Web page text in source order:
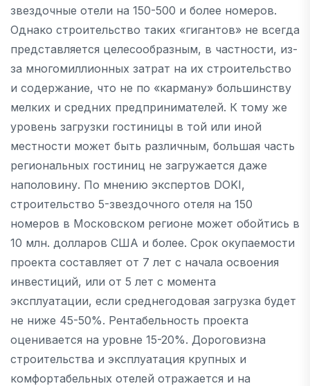
звездочные отели на 150-500 и более номеров.
Однако строительство таких «гигантов» не всегда
представляется целесообразным, в частности, из-
за многомиллионных затрат на их строительство
и содержание, что не по «карману» большинству
мелких и средних предпринимателей. К тому же
уровень загрузки гостиницы в той или иной
местности может быть различным, большая часть
региональных гостиниц не загружается даже
наполовину. По мнению экспертов DOKI,
строительство 5-звездочного отеля на 150
номеров в Московском регионе может обойтись в
10 млн. долларов США и более. Срок окупаемости
проекта составляет от 7 лет с начала освоения
инвестиций, или от 5 лет с момента
эксплуатации, если среднегодовая загрузка будет
не ниже 45-50%. Рентабельность проекта
оценивается на уровне 15-20%. Дороговизна
строительства и эксплуатация крупных и
комфортабельных отелей отражается и на